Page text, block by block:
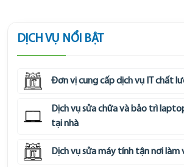
DỊCH VỤ NỔI BẬT
Đơn vị cung cấp dịch vụ IT chất
Dịch vụ sửa chữa và bảo trì
tại nhà
Dịch vụ sửa máy tính tận nơi làm